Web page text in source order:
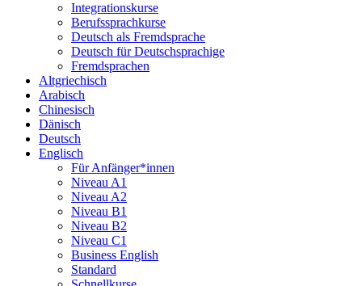
Integrationskurse
Berufssprachkurse
Deutsch als Fremdsprache
Deutsch für Deutschsprachige
Fremdsprachen
Altgriechisch
Arabisch
Chinesisch
Dänisch
Deutsch
Englisch
Für Anfänger*innen
Niveau A1
Niveau A2
Niveau B1
Niveau B2
Niveau C1
Business English
Standard